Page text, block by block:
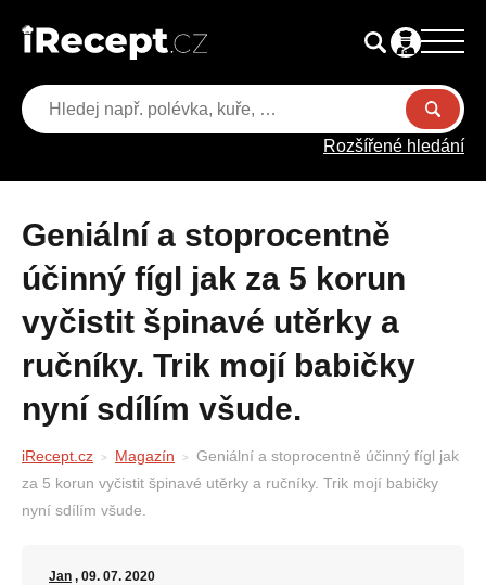
Rozšířené hledání
Geniální a stoprocentně
účinný fígl jak za 5 korun
vyčistit špinavé utěrky a
ručníky. Trik mojí babičky
nyní sdílím všude.
iRecept.cz Magazín
Geniální a stoprocentně účinný fígl jak
za 5 korun vyčistit špinavé utěrky a ručníky. Trik mojí babičky
nyní sdílím všude.
Jan , 09. 07. 2020